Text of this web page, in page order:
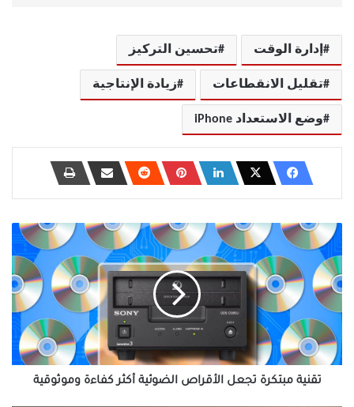
إدارة الوقت تحسين التركيز
تقليل الانقطاعات زيادة الإنتاجية
وضع الاستعداد iPhone
تقنية
مبتكرة
تجعل
الأقراص
الضوئية
أكثر
كفاءة
وموثوقية
تقنية مبتكرة تجعل الأقراص الضوئية أكثر كفاءة وموثوقية